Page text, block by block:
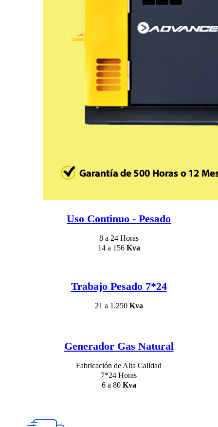
Uso Continuo - Pesado
8 a 24 Horas
14 a 156 Kva
Trabajo Pesado 7*24
21 a 1.250 Kva
Generador Gas Natural
Fabricación de Alta Calidad
7*24 Horas
6 a 80 Kva